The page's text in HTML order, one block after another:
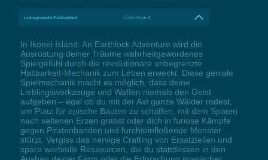
unbegrenzte Haltbarkeit LCtrl+Num 4
In Ikonei Island: An Earthlock Adventure wird die
Ausrüstung deiner Träume wahrheitgewordenes
Spielgefühl durch die revolutionäre unbegrenzte
Haltbarkeit-Mechanik zum Leben erweckt. Diese geniale
Spielmechanik macht es möglich, dass deine
Lieblingswerkzeuge und Waffen niemals den Geist
aufgeben – egal ob du mit der Axt ganze Wälder rodest,
um Platz für epische Bauten zu schaffen, mit dem Spaten
nach seltenen Erzen grabst oder dich in furiose Kämpfe
gegen Piratenbanden und furchteinflößende Monster
stürzt. Vergiss das nervige Crafting von Ersatzteilen und
spare wertvolle Ressourcen, die du stattdessen in den